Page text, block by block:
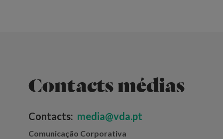
Contacts médias
Contacts: media@vda.pt
Comunicação Corporativa